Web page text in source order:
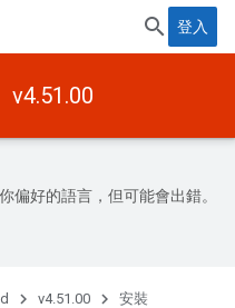
登入
v4.51.00
偏好的語言，但可能會出錯。
v4.51.00 安裝